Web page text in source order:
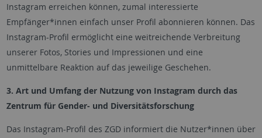
Instagram erreichen können, zumal interessierte
Empfänger*innen einfach unser Profil abonnieren können. Das
Instagram-Profil ermöglicht eine weitreichende Verbreitung
unserer Fotos, Stories und Impressionen und eine
unmittelbare Reaktion auf das jeweilige Geschehen.
3. Art und Umfang der Nutzung von Instagram durch das
Zentrum für Gender- und Diversitätsforschung
Das Instagram-Profil des ZGD informiert die Nutzer*innen über